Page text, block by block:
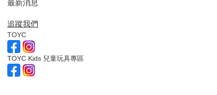
最新消息
追蹤我們
TOYC
TOYC Kids 兒童玩具專區